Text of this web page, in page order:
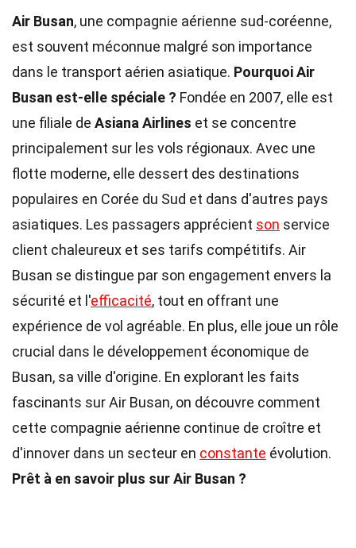
Air Busan, une compagnie aérienne sud-coréenne,
est souvent méconnue malgré son importance
dans le transport aérien asiatique. Pourquoi Air
Busan est-elle spéciale ? Fondée en 2007, elle est
une filiale de Asiana Airlines et se concentre
principalement sur les vols régionaux. Avec une
flotte moderne, elle dessert des destinations
populaires en Corée du Sud et dans d'autres pays
asiatiques. Les passagers apprécient son service
client chaleureux et ses tarifs compétitifs. Air
Busan se distingue par son engagement envers la
sécurité et l'efficacité, tout en offrant une
expérience de vol agréable. En plus, elle joue un rôle
crucial dans le développement économique de
Busan, sa ville d'origine. En explorant les faits
fascinants sur Air Busan, on découvre comment
cette compagnie aérienne continue de croître et
d'innover dans un secteur en constante évolution.
Prêt à en savoir plus sur Air Busan ?